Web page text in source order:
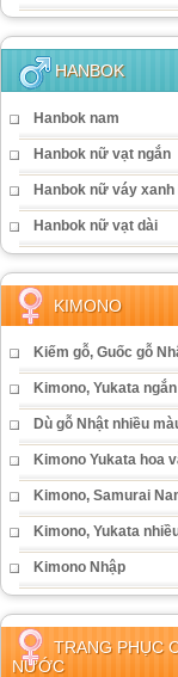
HANBOK
Hanbok nam
Hanbok nữ vạt ngắn
Hanbok nữ váy xanh
Hanbok nữ vạt dài
KIMONO
Kiếm gỗ, Guốc gỗ
Kimono, Yukata ngắn
Dù gỗ Nhật nhiều
Kimono Yukata hoa
Kimono, Samurai
Kimono, Yukata
Kimono Nhập
TRANG PHỤC
NƯỚC